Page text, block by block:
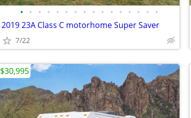
• • • • • • • • • • • • • • • •
2019 23A Class C motorhome Super Saver
7/22
$30,995